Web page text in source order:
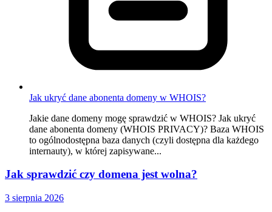
Jak ukryć dane abonenta domeny w WHOIS?
Jakie dane domeny mogę sprawdzić w WHOIS? Jak ukryć
dane abonenta domeny (WHOIS PRIVACY)? Baza WHOIS
to ogólnodostępna baza danych (czyli dostępna dla każdego
internauty), w której zapisywane...
Jak sprawdzić czy domena jest wolna?
3 sierpnia 2026